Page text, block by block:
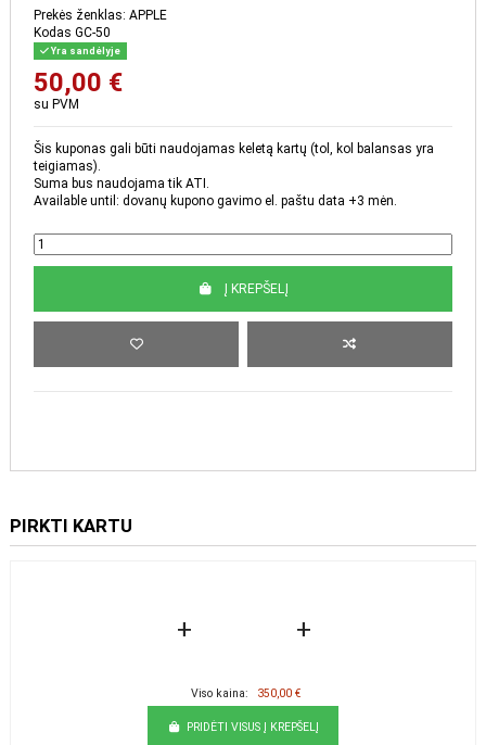
Prekės ženklas: APPLE
Kodas GC-50
Yra sandėlyje
50,00 €
su PVM
Šis kuponas gali būti naudojamas keletą kartų (tol, kol balansas yra
teigiamas).
Suma bus naudojama tik ATI.
Available until: dovanų kupono gavimo el. paštu data +3 mėn.
Į KREPŠELĮ
Viso kaina: 350,00 €